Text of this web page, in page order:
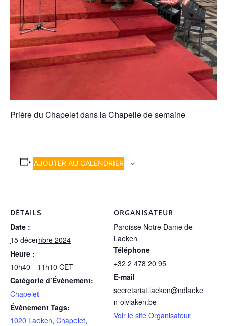
Prière du Chapelet dans la Chapelle de semaine
AJOUTER AU CALENDRIER
DÉTAILS
Date :
15 décembre 2024
Heure :
10h40 - 11h10 CET
Catégorie d’Évènement:
Chapelet
Évènement Tags:
1020 Laeken, Chapelet,
ORGANISATEUR
Paroisse Notre Dame de
Laeken
Téléphone
+32 2 478 20 95
E-mail
secretariat.laeken@ndlaeke
n-olvlaken.be
Voir le site Organisateur